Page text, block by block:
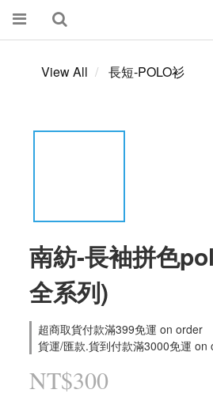
View All 長短-POLO衫
南紡-長袖拼色
全系列)
超商取貨付款滿399免運 on order
貨運/匯款.貨到付款滿3000免運 on
NT$300